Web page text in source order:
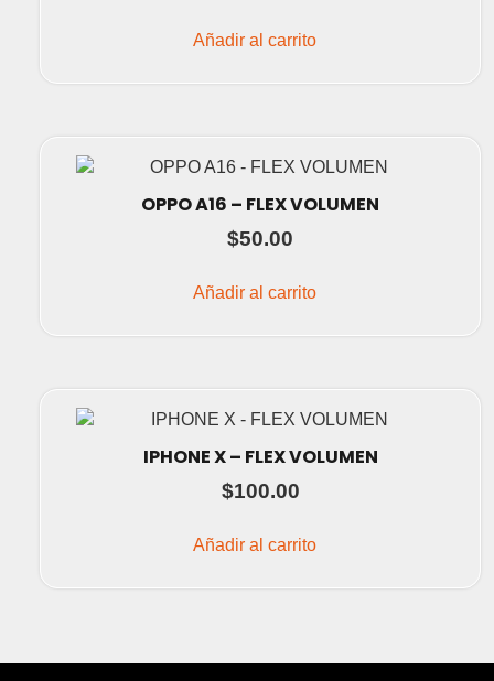
Añadir al carrito
OPPO A16 – FLEX VOLUMEN
$50.00
Añadir al carrito
IPHONE X – FLEX VOLUMEN
$100.00
Añadir al carrito